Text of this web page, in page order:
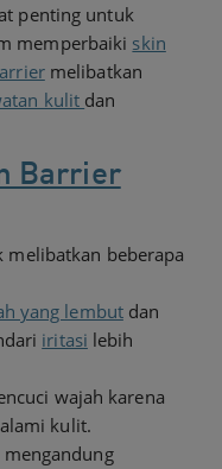
penting untuk
memperbaiki skin
melibatkan
kulit dan
Barrier
melibatkan beberapa
yang lembutdan
iritasi lebih
wajah karena
kulit.